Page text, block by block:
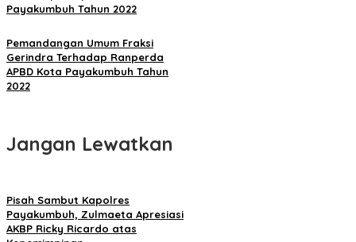
Payakumbuh Tahun 2022
Pemandangan Umum Fraksi
Gerindra Terhadap Ranperda
APBD Kota Payakumbuh Tahun
2022
Jangan Lewatkan
Pisah Sambut Kapolres
Payakumbuh, Zulmaeta Apresiasi
AKBP Ricky Ricardo atas